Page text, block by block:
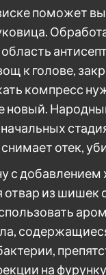
поможет
к голове,
компресс
новый.
отек,
с добавлением
отвар из шишек
на